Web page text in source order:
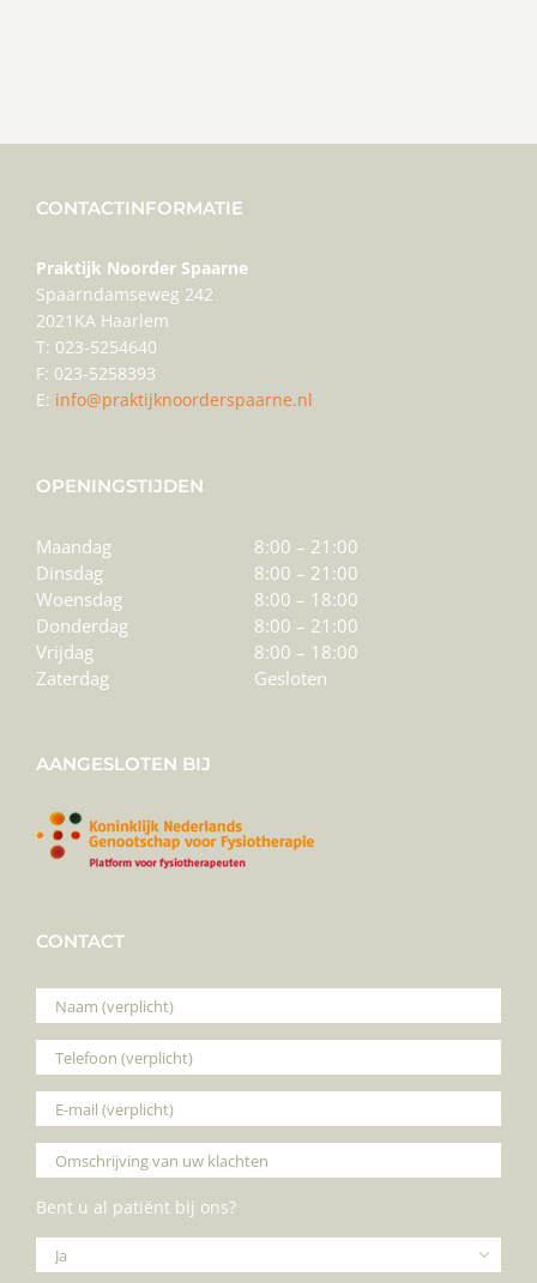
CONTACTINFORMATIE
Praktijk Noorder Spaarne
Spaarndamseweg 242
2021KA Haarlem
T: 023-5254640
F: 023-5258393
E: info@praktijknoorderspaarne.nl
OPENINGSTIJDEN
Maandag
8:00 – 21:00
Dinsdag
8:00 – 21:00
Woensdag
8:00 – 18:00
Donderdag
8:00 – 21:00
Vrijdag
8:00 – 18:00
Zaterdag
Gesloten
AANGESLOTEN BIJ
CONTACT
Bent u al patiënt bij ons?
